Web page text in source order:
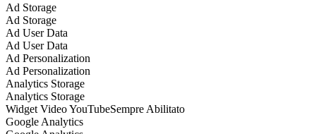
Ad Storage
Ad Storage
Ad User Data
Ad User Data
Ad Personalization
Ad Personalization
Analytics Storage
Analytics Storage
Widget Video YouTubeSempre Abilitato
Google Analytics